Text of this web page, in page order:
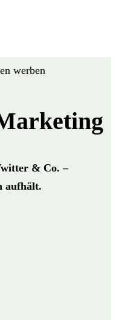
werben
& Co. –
aufhält.